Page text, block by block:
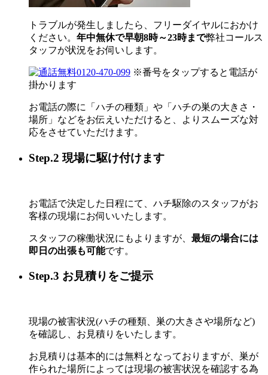
トラブルが発生しましたら、フリーダイヤルにおかけ
ください。 年中無休で早朝8時～23時まで弊社コールス
タッフが状況をお伺いします。
0120-470-099 ※番号をタップすると電話が
掛かります
お電話の際に「ハチの種類」や「ハチの巣の大きさ・
場所」などをお伝えいただけると、よりスムーズな対
応をさせていただけます。
Step.2 現場に駆け付けます
お電話で決定した日程にて、ハチ駆除のスタッフがお
客様の現場にお伺いいたします。
スタッフの稼働状況にもよりますが、 最短の場合には
即日の出張も可能です。
Step.3 お見積りをご提示
現場の被害状況(ハチの種類、巣の大きさや場所など)
を確認し、お見積りをいたします。
お見積りは基本的には無料となっておりますが、巣が
作られた場所によっては現場の被害状況を確認する為